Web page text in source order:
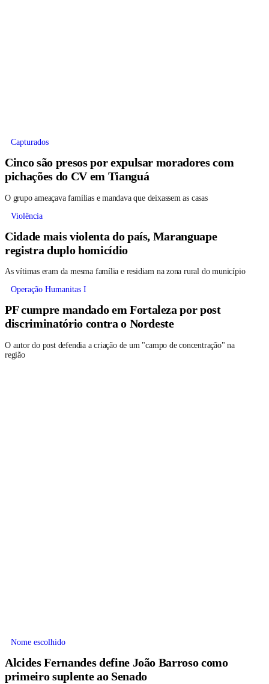
Capturados
Cinco são presos por expulsar moradores com
pichações do CV em Tianguá
O grupo ameaçava famílias e mandava que deixassem as casas
Violência
Cidade mais violenta do país, Maranguape
registra duplo homicídio
As vítimas eram da mesma família e residiam na zona rural do município
Operação Humanitas I
PF cumpre mandado em Fortaleza por post
discriminatório contra o Nordeste
O autor do post defendia a criação de um "campo de concentração" na
região
Nome escolhido
Alcides Fernandes define João Barroso como
primeiro suplente ao Senado